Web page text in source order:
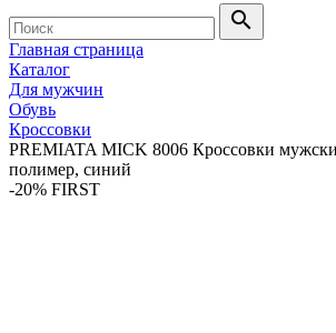
search
Главная страница
Каталог
Для мужчин
Обувь
Кроссовки
PREMIATA MICK 8006 Кроссовки
полимер, синий
-20% FIRST